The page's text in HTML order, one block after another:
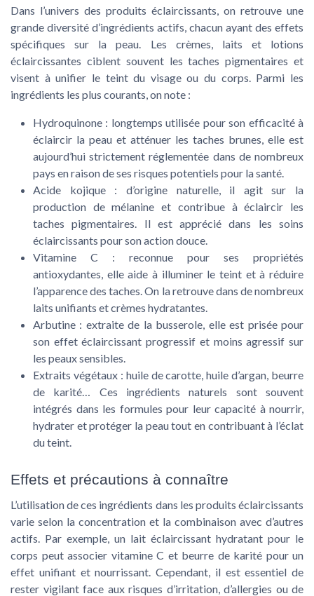
Dans l’univers des produits éclaircissants, on retrouve une
grande diversité d’ingrédients actifs, chacun ayant des effets
spécifiques sur la peau. Les crèmes, laits et lotions
éclaircissantes ciblent souvent les taches pigmentaires et
visent à unifier le teint du visage ou du corps. Parmi les
ingrédients les plus courants, on note :
Hydroquinone : longtemps utilisée pour son efficacité à
éclaircir la peau et atténuer les taches brunes, elle est
aujourd’hui strictement réglementée dans de nombreux
pays en raison de ses risques potentiels pour la santé.
Acide kojique : d’origine naturelle, il agit sur la
production de mélanine et contribue à éclaircir les
taches pigmentaires. Il est apprécié dans les soins
éclaircissants pour son action douce.
Vitamine C : reconnue pour ses propriétés
antioxydantes, elle aide à illuminer le teint et à réduire
l’apparence des taches. On la retrouve dans de nombreux
laits unifiants et crèmes hydratantes.
Arbutine : extraite de la busserole, elle est prisée pour
son effet éclaircissant progressif et moins agressif sur
les peaux sensibles.
Extraits végétaux : huile de carotte, huile d’argan, beurre
de karité… Ces ingrédients naturels sont souvent
intégrés dans les formules pour leur capacité à nourrir,
hydrater et protéger la peau tout en contribuant à l’éclat
du teint.
Effets et précautions à connaître
L’utilisation de ces ingrédients dans les produits éclaircissants
varie selon la concentration et la combinaison avec d’autres
actifs. Par exemple, un lait éclaircissant hydratant pour le
corps peut associer vitamine C et beurre de karité pour un
effet unifiant et nourrissant. Cependant, il est essentiel de
rester vigilant face aux risques d’irritation, d’allergies ou de